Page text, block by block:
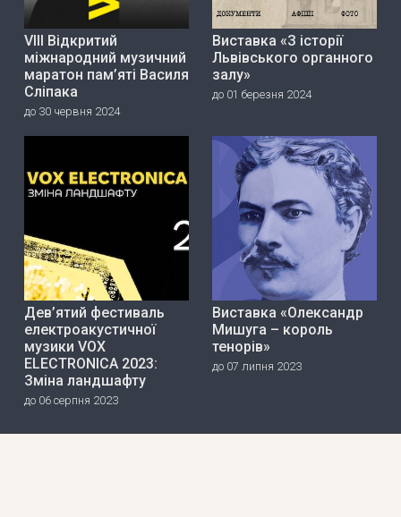
VIII Відкритий
міжнародний музичний
маратон пам’яті Василя
Сліпака
до 30 червня 2024
Виставка «З історії
Львівського органного
залу»
до 01 березня 2024
Дев’ятий фестиваль
електроакустичної
музики VOX
ELECTRONICA 2023:
Зміна ландшафту
до 06 серпня 2023
Виставка «Олександр
Мишуга – король
тенорів»
до 07 липня 2023